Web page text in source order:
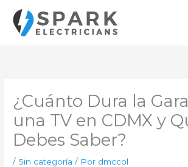
contenido
¿Cuánto Dura la
una TV en CDMX y
Debes Saber?
/ Sin categoría / Por dmccol